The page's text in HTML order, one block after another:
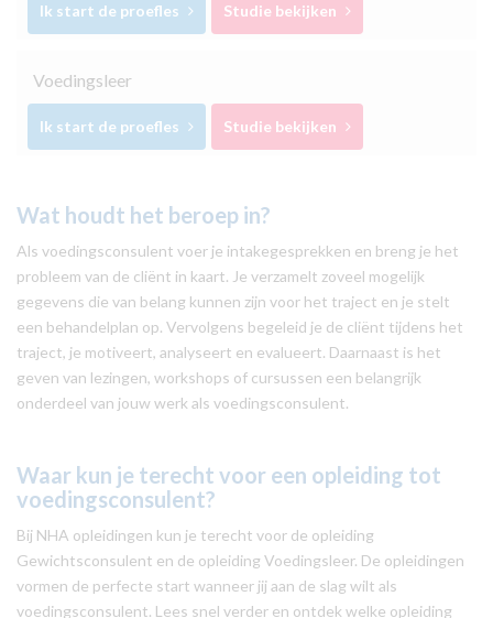
Ik start de proefles Studie bekijken
Voedingsleer
Ik start de proefles Studie bekijken
Wat houdt het beroep in?
Als voedingsconsulent voer je intakegesprekken en breng je het
probleem van de cliënt in kaart. Je verzamelt zoveel mogelijk
gegevens die van belang kunnen zijn voor het traject en je stelt
een behandelplan op. Vervolgens begeleid je de cliënt tijdens het
traject, je motiveert, analyseert en evalueert. Daarnaast is het
geven van lezingen, workshops of cursussen een belangrijk
onderdeel van jouw werk als voedingsconsulent.
Waar kun je terecht voor een opleiding tot
voedingsconsulent?
Bij NHA opleidingen kun je terecht voor de opleiding
Gewichtsconsulent en de opleiding Voedingsleer. De opleidingen
vormen de perfecte start wanneer jij aan de slag wilt als
voedingsconsulent. Lees snel verder en ontdek welke opleiding